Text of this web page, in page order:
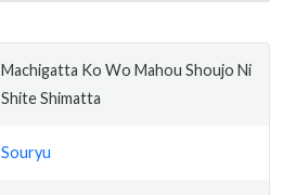
Machigatta Ko Wo Mahou Shoujo Ni
Shite Shimatta
Souryu